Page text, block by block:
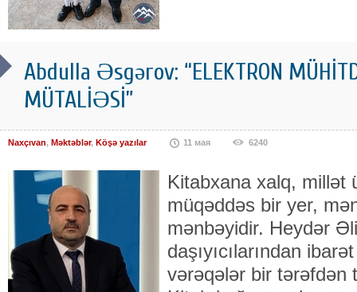
Abdulla Əsgərov: “ELEKTRON
MÜTALİƏSİ”
Naxçıvan, Məktəblər, Köşə yazılar 11 мая 6240
Kitabxana xalq, millət
müqəddəs bir yer,
mənbəyidir. Heydər
daşıyıcılarından
vərəqələr bir tərəfdən